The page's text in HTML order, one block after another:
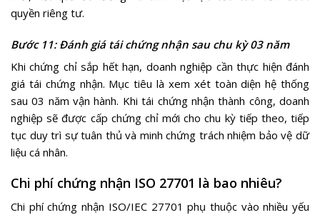
quyền riêng tư.
Bước 11: Đánh giá tái chứng nhận sau chu kỳ 03 năm
Khi chứng chỉ sắp hết hạn, doanh nghiệp cần thực hiện đánh
giá tái chứng nhận. Mục tiêu là xem xét toàn diện hệ thống
sau 03 năm vận hành. Khi tái chứng nhận thành công, doanh
nghiệp sẽ được cấp chứng chỉ mới cho chu kỳ tiếp theo, tiếp
tục duy trì sự tuân thủ và minh chứng trách nhiệm bảo vệ dữ
liệu cá nhân.
Chi phí chứng nhận ISO 27701 là bao nhiêu?
Chi phí chứng nhận ISO/IEC 27701 phụ thuộc vào nhiều yếu